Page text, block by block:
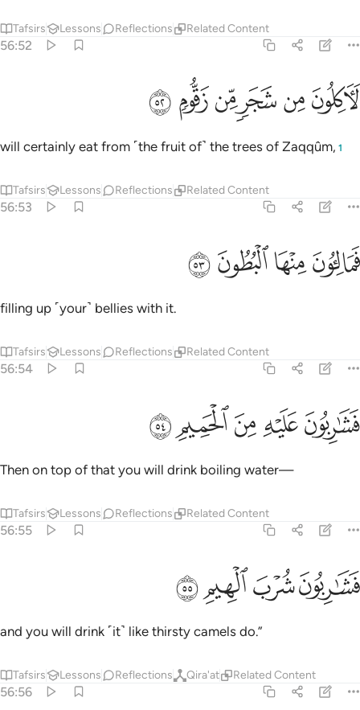
Tafsirs Lessons Reflections Related Content
56:52
لاكلون من شجر من زقوم ٥٢
لَـَٔاكِلُونَ مِن شَجَرٍۢ مِّن زَقُّومٍۢ ٥٢
ﱇﱈﱉﱊﱋﱌ
will certainly eat from ˹the fruit of˺ the trees of Zaqqûm, 1
Tafsirs Lessons Reflections Related Content
56:53
فماليون منها البطون ٥٣
فَمَالِـُٔونَ مِنْهَا ٱلْبُطُونَ ٥٣
ﱍﱎﱏﱐ
filling up ˹your˺ bellies with it.
Tafsirs Lessons Reflections Related Content
56:54
فشاربون عليه من الحميم ٥٤
فَشَـٰرِبُونَ عَلَيْهِ مِنَ ٱلْحَمِيمِ ٥٤
ﱑﱒﱓﱔﱕ
Then on top of that you will drink boiling water—
Tafsirs Lessons Reflections Related Content
56:55
فشاربون شرب الهيم ٥٥
فَشَـٰرِبُونَ شُرْبَ ٱلْهِيمِ ٥٥
ﱖﱗﱘﱙ
and you will drink ˹it˺ like thirsty camels do.”
Tafsirs Lessons Reflections Qira'at Related Content
56:56